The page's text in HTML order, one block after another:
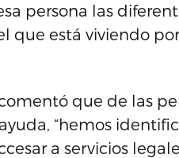
persona las
que está viviendo
que de las
“hemos
a servicios